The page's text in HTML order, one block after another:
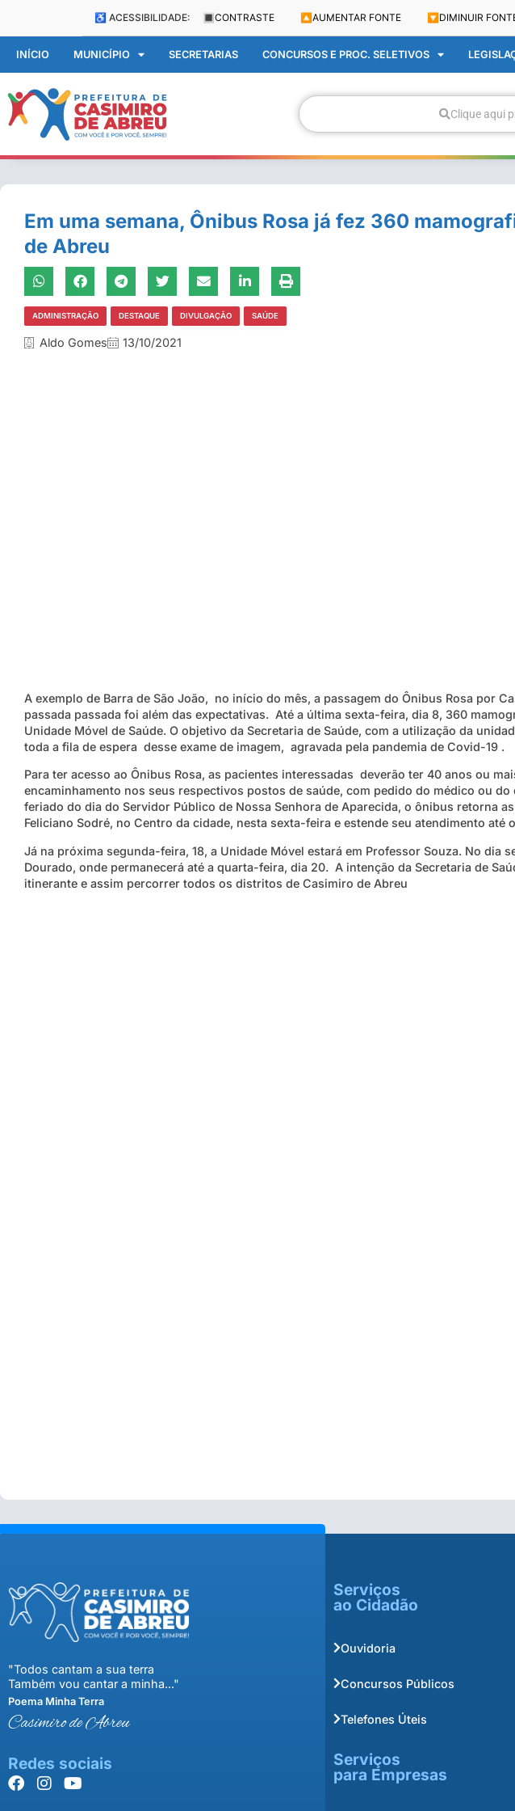
♿ ACESSIBILIDADE: 🔳 CONTRASTE 🔼 AUMENTAR FONTE 🔽 DIMINUIR
INÍCIO MUNICÍPIO SECRETARIAS CONCURSOS E PROC. SELETIVOS
Clique aqui
Em uma semana, Ônibus Rosa já fez 360
de Abreu
ADMINISTRAÇÃO DESTAQUE DIVULGAÇÃO SAÚDE
Aldo Gomes 13/10/2021
A exemplo de Barra de São João, no início do mês, a passagem do Ônibus Rosa por
passada passada foi além das expectativas. Até a última sexta-feira, dia 8, 360
Unidade Móvel de Saúde. O objetivo da Secretaria de Saúde, com a utilização da
toda a fila de espera desse exame de imagem, agravada pela pandemia de Covid-19 .
Para ter acesso ao Ônibus Rosa, as pacientes interessadas deverão ter 40 anos ou
encaminhamento nos seus respectivos postos de saúde, com pedido do médico ou do
feriado do dia do Servidor Público de Nossa Senhora de Aparecida, o ônibus retorna
Feliciano Sodré, no Centro da cidade, nesta sexta-feira e estende seu atendimento até
Já na próxima segunda-feira, 18, a Unidade Móvel estará em Professor Souza. No dia
Dourado, onde permanecerá até a quarta-feira, dia 20. A intenção da Secretaria de
itinerante e assim percorrer todos os distritos de Casimiro de Abreu
"Todos cantam a sua terra
Também vou cantar a minha..."
Poema Minha Terra
Casimiro de Abreu
Redes sociais
Serviços
ao Cidadão
Ouvidoria
Concursos Públicos
Telefones Úteis
Serviços
para Empresas